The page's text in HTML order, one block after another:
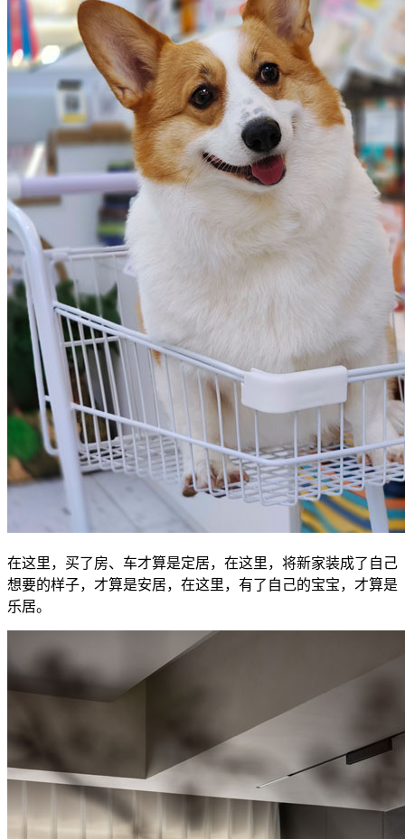
在这里，买了房、车才算是定居，在这里，将新家装成了自己
想要的样子，才算是安居，在这里，有了自己的宝宝，才算是
乐居。